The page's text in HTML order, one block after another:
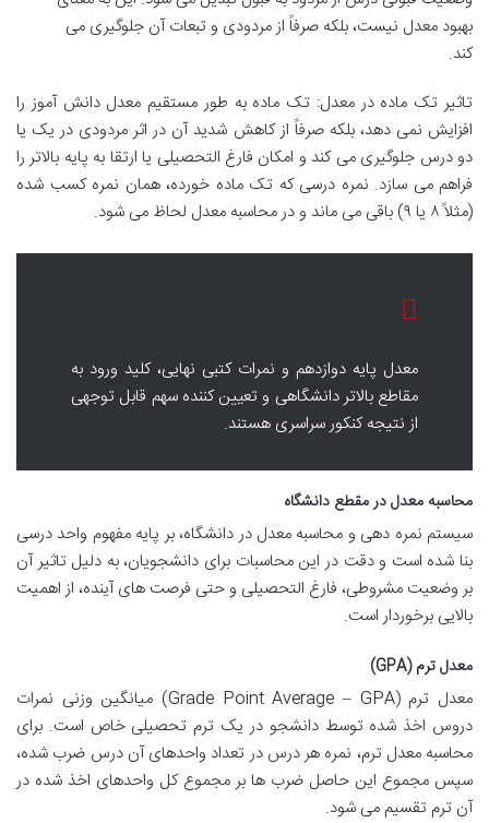
بهبود معدل نیست، بلکه صرفاً از مردودی و تبعات آن جلوگیری می
کند.
تاثیر تک ماده در معدل: تک ماده به طور مستقیم معدل دانش آموز را
افزایش نمی دهد، بلکه صرفاً از کاهش شدید آن در اثر مردودی در یک یا
دو درس جلوگیری می کند و امکان فارغ التحصیلی یا ارتقا به پایه بالاتر را
فراهم می سازد. نمره درسی که تک ماده خورده، همان نمره کسب شده
(مثلاً ۸ یا ۹) باقی می ماند و در محاسبه معدل لحاظ می شود.
معدل پایه دوازدهم و نمرات کتبی نهایی، کلید ورود به
مقاطع بالاتر دانشگاهی و تعیین کننده سهم قابل توجهی
از نتیجه کنکور سراسری هستند.
محاسبه معدل در مقطع دانشگاه
سیستم نمره دهی و محاسبه معدل در دانشگاه، بر پایه مفهوم واحد درسی
بنا شده است و دقت در این محاسبات برای دانشجویان، به دلیل تاثیر آن
بر وضعیت مشروطی، فارغ التحصیلی و حتی فرصت های آینده، از اهمیت
بالایی برخوردار است.
معدل ترم (GPA)
معدل ترم (Grade Point Average – GPA) میانگین وزنی نمرات
دروس اخذ شده توسط دانشجو در یک ترم تحصیلی خاص است. برای
محاسبه معدل ترم، نمره هر درس در تعداد واحدهای آن درس ضرب شده،
سپس مجموع این حاصل ضرب ها بر مجموع کل واحدهای اخذ شده در
آن ترم تقسیم می شود.